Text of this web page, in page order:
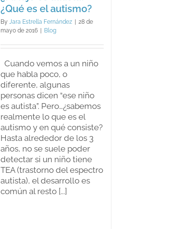
¿Qué es el autismo?
By Jara Estrella Fernández
28 de
mayo de 2016
Blog
Cuando vemos a un niño
que habla poco, o
diferente, algunas
personas dicen “ese niño
es autista”. Pero…¿sabemos
realmente lo que es el
autismo y en qué consiste?
Hasta alrededor de los 3
años, no se suele poder
detectar si un niño tiene
TEA (trastorno del espectro
autista), el desarrollo es
común al resto [...]